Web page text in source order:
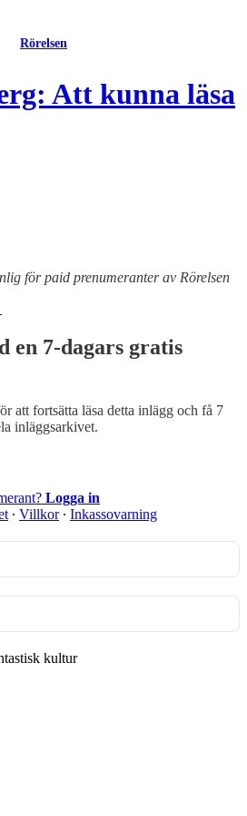
Rörelsen
Att kunna läsa
för paid prenumeranter av Rörelsen
en 7-dagars gratis
att fortsätta läsa detta inlägg och få 7
inläggsarkivet.
Logga in
∙ Villkor∙ Inkassovarning
kultur